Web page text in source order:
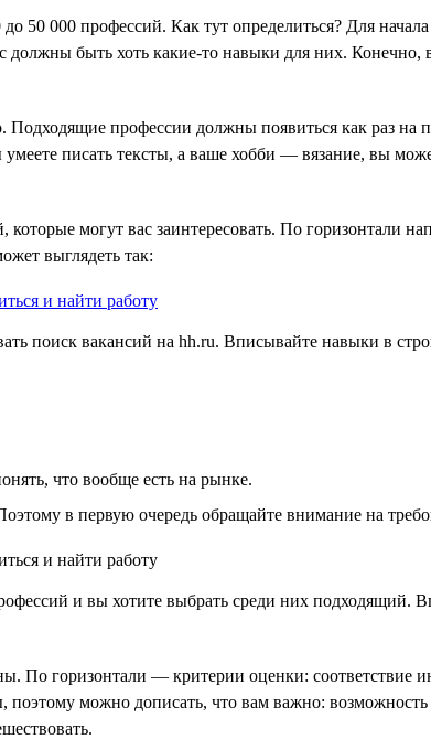
50 000 профессий. Как тут определиться? Для
быть хоть какие-то навыки для них. Конечно,
Подходящие профессии должны появиться как раз
писать тексты, а ваше хобби — вязание, вы
могут вас заинтересовать. По горизонтали
выглядеть так:
поиск вакансий на hh.ru. Вписывайте навыки в
что вообще есть на рынке.
в первую очередь обращайте внимание на
и вы хотите выбрать среди них подходящий.
По горизонтали — критерии оценки: соответствие
можно дописать, что вам важно: